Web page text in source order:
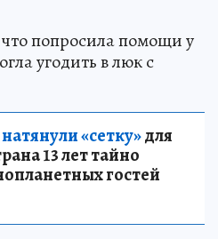
попросила помощи у
угодить в люк с
«сетку»для
13 лет тайно
гостей